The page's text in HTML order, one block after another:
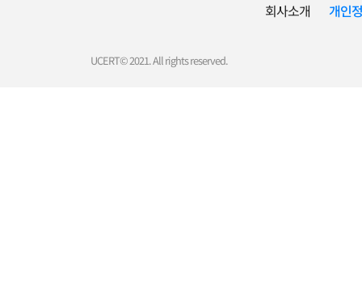
회사소개 개인
UCERT© 2021. All rights reserved.